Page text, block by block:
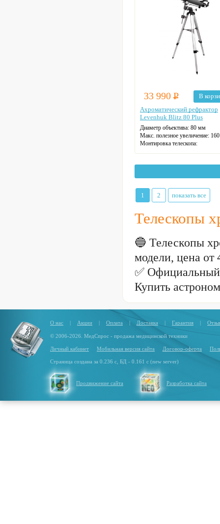
33 990 Р
В
Ахроматический рефрактор
Levenhuk Blitz 80 Plus
Диаметр объектива: 80 мм
Макс. полезное увеличение: 160
Монтировка телескопа:
1 2 показать все
Телескопы
🔵 Телескопы
модели, цена
✅ Официальный
Купить
О нас | Акции | Оплата | Доставка | Гарантия |
© 2006-2026. МедСпрос - продажа медицинской техники
Личный кабинет Мобильная версия сайта Договор-оферта
Страница создана за 0.236 с, БД - 0.161 с (new server)
Продвижение сайта Разработка сайта